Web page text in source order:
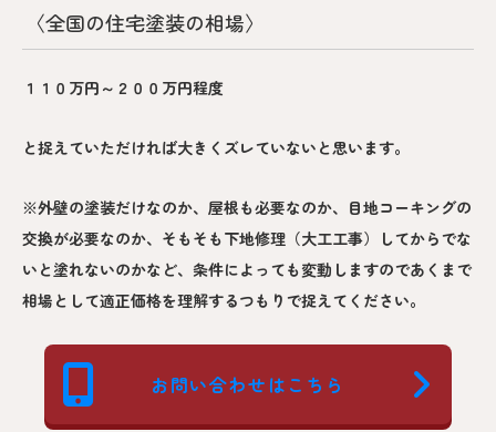
〈全国の住宅塗装の相場〉
１１０万円～２００万円程度
と捉えていただければ大きくズレていないと思います。
※外壁の塗装だけなのか、屋根も必要なのか、目地コーキングの
交換が必要なのか、そもそも下地修理（大工工事）してからでな
いと塗れないのかなど、条件によっても変動しますのであくまで
相場として適正価格を理解するつもりで捉えてください。
お問い合わせはこちら